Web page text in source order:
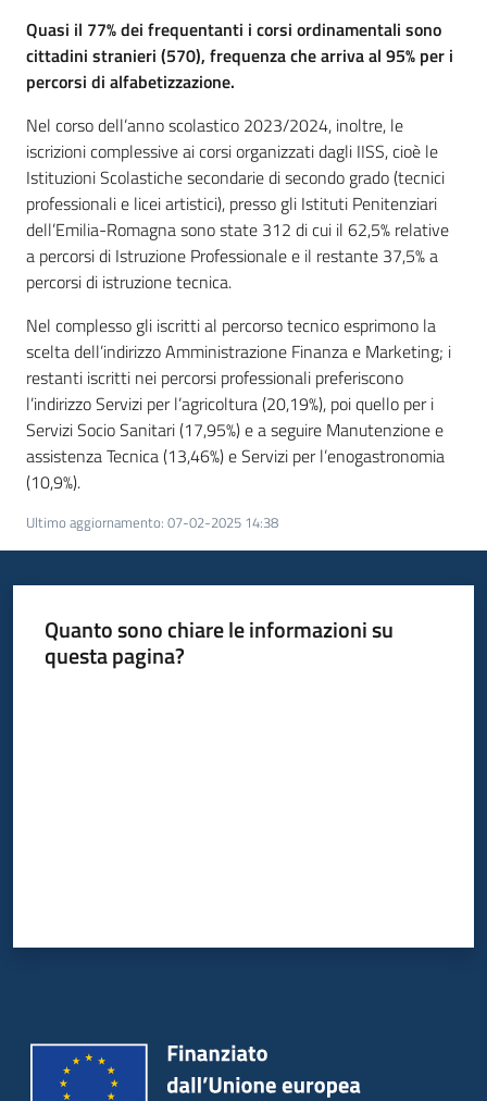
Quasi il 77% dei frequentanti i corsi ordinamentali sono
cittadini stranieri (570), frequenza che arriva al 95% per i
percorsi di alfabetizzazione.
Nel corso dell’anno scolastico 2023/2024, inoltre, le
iscrizioni complessive ai corsi organizzati dagli IISS, cioè le
Istituzioni Scolastiche secondarie di secondo grado (tecnici
professionali e licei artistici), presso gli Istituti Penitenziari
dell’Emilia-Romagna sono state 312 di cui il 62,5% relative
a percorsi di Istruzione Professionale e il restante 37,5% a
percorsi di istruzione tecnica.
Nel complesso gli iscritti al percorso tecnico esprimono la
scelta dell’indirizzo Amministrazione Finanza e Marketing; i
restanti iscritti nei percorsi professionali preferiscono
l’indirizzo Servizi per l’agricoltura (20,19%), poi quello per i
Servizi Socio Sanitari (17,95%) e a seguire Manutenzione e
assistenza Tecnica (13,46%) e Servizi per l’enogastronomia
(10,9%).
Ultimo aggiornamento: 07-02-2025 14:38
Quanto sono chiare le informazioni su
questa pagina?